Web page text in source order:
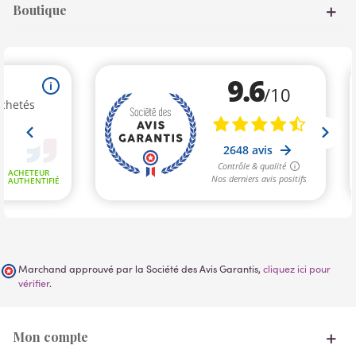
Boutique
Marchand approuvé par la Société des Avis Garantis, cliquez ici pour
vérifier.
Mon compte